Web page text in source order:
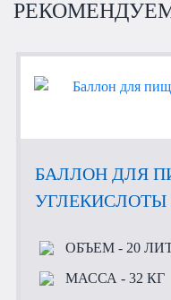
БАЛЛОН ДЛЯ
УГЛЕКИСЛОТЫ
ОБЪЕМ- 20
МАССА - 32 КГ